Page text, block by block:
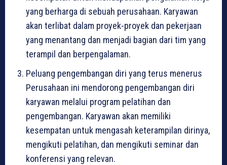
yang berharga di sebuah perusahaan. Karyawan
akan terlibat dalam proyek-proyek dan pekerjaan
yang menantang dan menjadi bagian dari tim yang
terampil dan berpengalaman.
Peluang pengembangan diri yang terus menerus
Perusahaan ini mendorong pengembangan diri
karyawan melalui program pelatihan dan
pengembangan. Karyawan akan memiliki
kesempatan untuk mengasah keterampilan dirinya,
mengikuti pelatihan, dan mengikuti seminar dan
konferensi yang relevan.